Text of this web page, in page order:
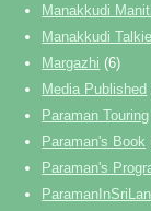
Manakkudi
Manakkudi
Margazhi (6)
Media Published
Paraman Touring
Paraman's Book
Paraman's